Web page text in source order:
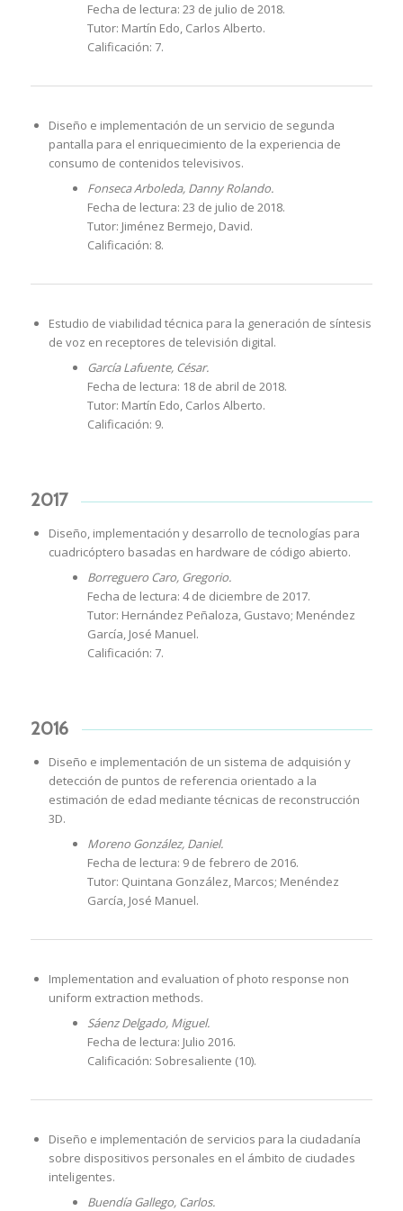
Fecha de lectura: 23 de julio de 2018.
Tutor: Martín Edo, Carlos Alberto.
Calificación: 7.
Diseño e implementación de un servicio de segunda
pantalla para el enriquecimiento de la experiencia de
consumo de contenidos televisivos.
Fonseca Arboleda, Danny Rolando.
Fecha de lectura: 23 de julio de 2018.
Tutor: Jiménez Bermejo, David.
Calificación: 8.
Estudio de viabilidad técnica para la generación de síntesis
de voz en receptores de televisión digital.
García Lafuente, César.
Fecha de lectura: 18 de abril de 2018.
Tutor: Martín Edo, Carlos Alberto.
Calificación: 9.
2017
Diseño, implementación y desarrollo de tecnologías para
cuadricóptero basadas en hardware de código abierto.
Borreguero Caro, Gregorio.
Fecha de lectura: 4 de diciembre de 2017.
Tutor: Hernández Peñaloza, Gustavo; Menéndez
García, José Manuel.
Calificación: 7.
2016
Diseño e implementación de un sistema de adquisión y
detección de puntos de referencia orientado a la
estimación de edad mediante técnicas de reconstrucción
3D.
Moreno González, Daniel.
Fecha de lectura: 9 de febrero de 2016.
Tutor: Quintana González, Marcos; Menéndez
García, José Manuel.
Implementation and evaluation of photo response non
uniform extraction methods.
Sáenz Delgado, Miguel.
Fecha de lectura: Julio 2016.
Calificación: Sobresaliente (10).
Diseño e implementación de servicios para la ciudadanía
sobre dispositivos personales en el ámbito de ciudades
inteligentes.
Buendía Gallego, Carlos.